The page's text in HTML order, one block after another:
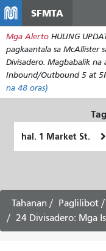
SFMTA
Mga Alerto HULING
pagkaantala sa McAllister
Divisadero. Magbabalik
Inbound/Outbound 5 at
na 48 oras)
Tahanan Paglilibot
24 Divisadero: Mga